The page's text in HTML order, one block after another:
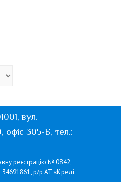
вул.
офіс 305-Б, тел.:
реєстрацію № 0842,
34691861, р/р АТ «Креді